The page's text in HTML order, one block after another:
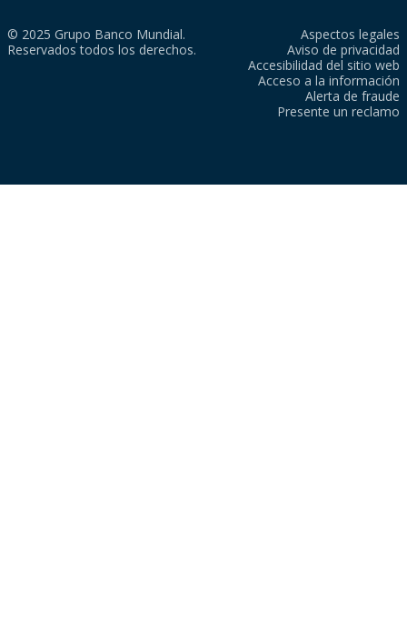
© 2025 Grupo Banco Mundial.
Reservados todos los derechos.
Aspectos legales
Aviso de privacidad
Accesibilidad del sitio web
Acceso a la información
Alerta de fraude
Presente un reclamo